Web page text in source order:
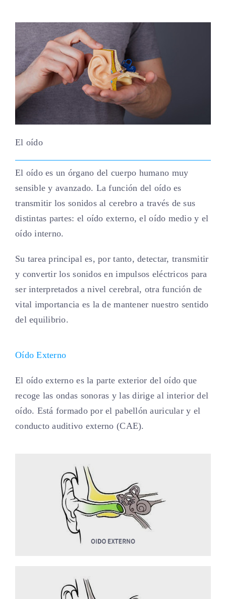
El oído
El oído es un órgano del cuerpo humano muy
sensible y avanzado. La función del oído es
transmitir los sonidos al cerebro a través de sus
distintas partes: el oído externo, el oído medio y el
oído interno.
Su tarea principal es, por tanto, detectar, transmitir
y convertir los sonidos en impulsos eléctricos para
ser interpretados a nivel cerebral, otra función de
vital importancia es la de mantener nuestro sentido
del equilibrio.
Oído Externo
El oído externo es la parte exterior del oído que
recoge las ondas sonoras y las dirige al interior del
oído. Está formado por el pabellón auricular y el
conducto auditivo externo (CAE).